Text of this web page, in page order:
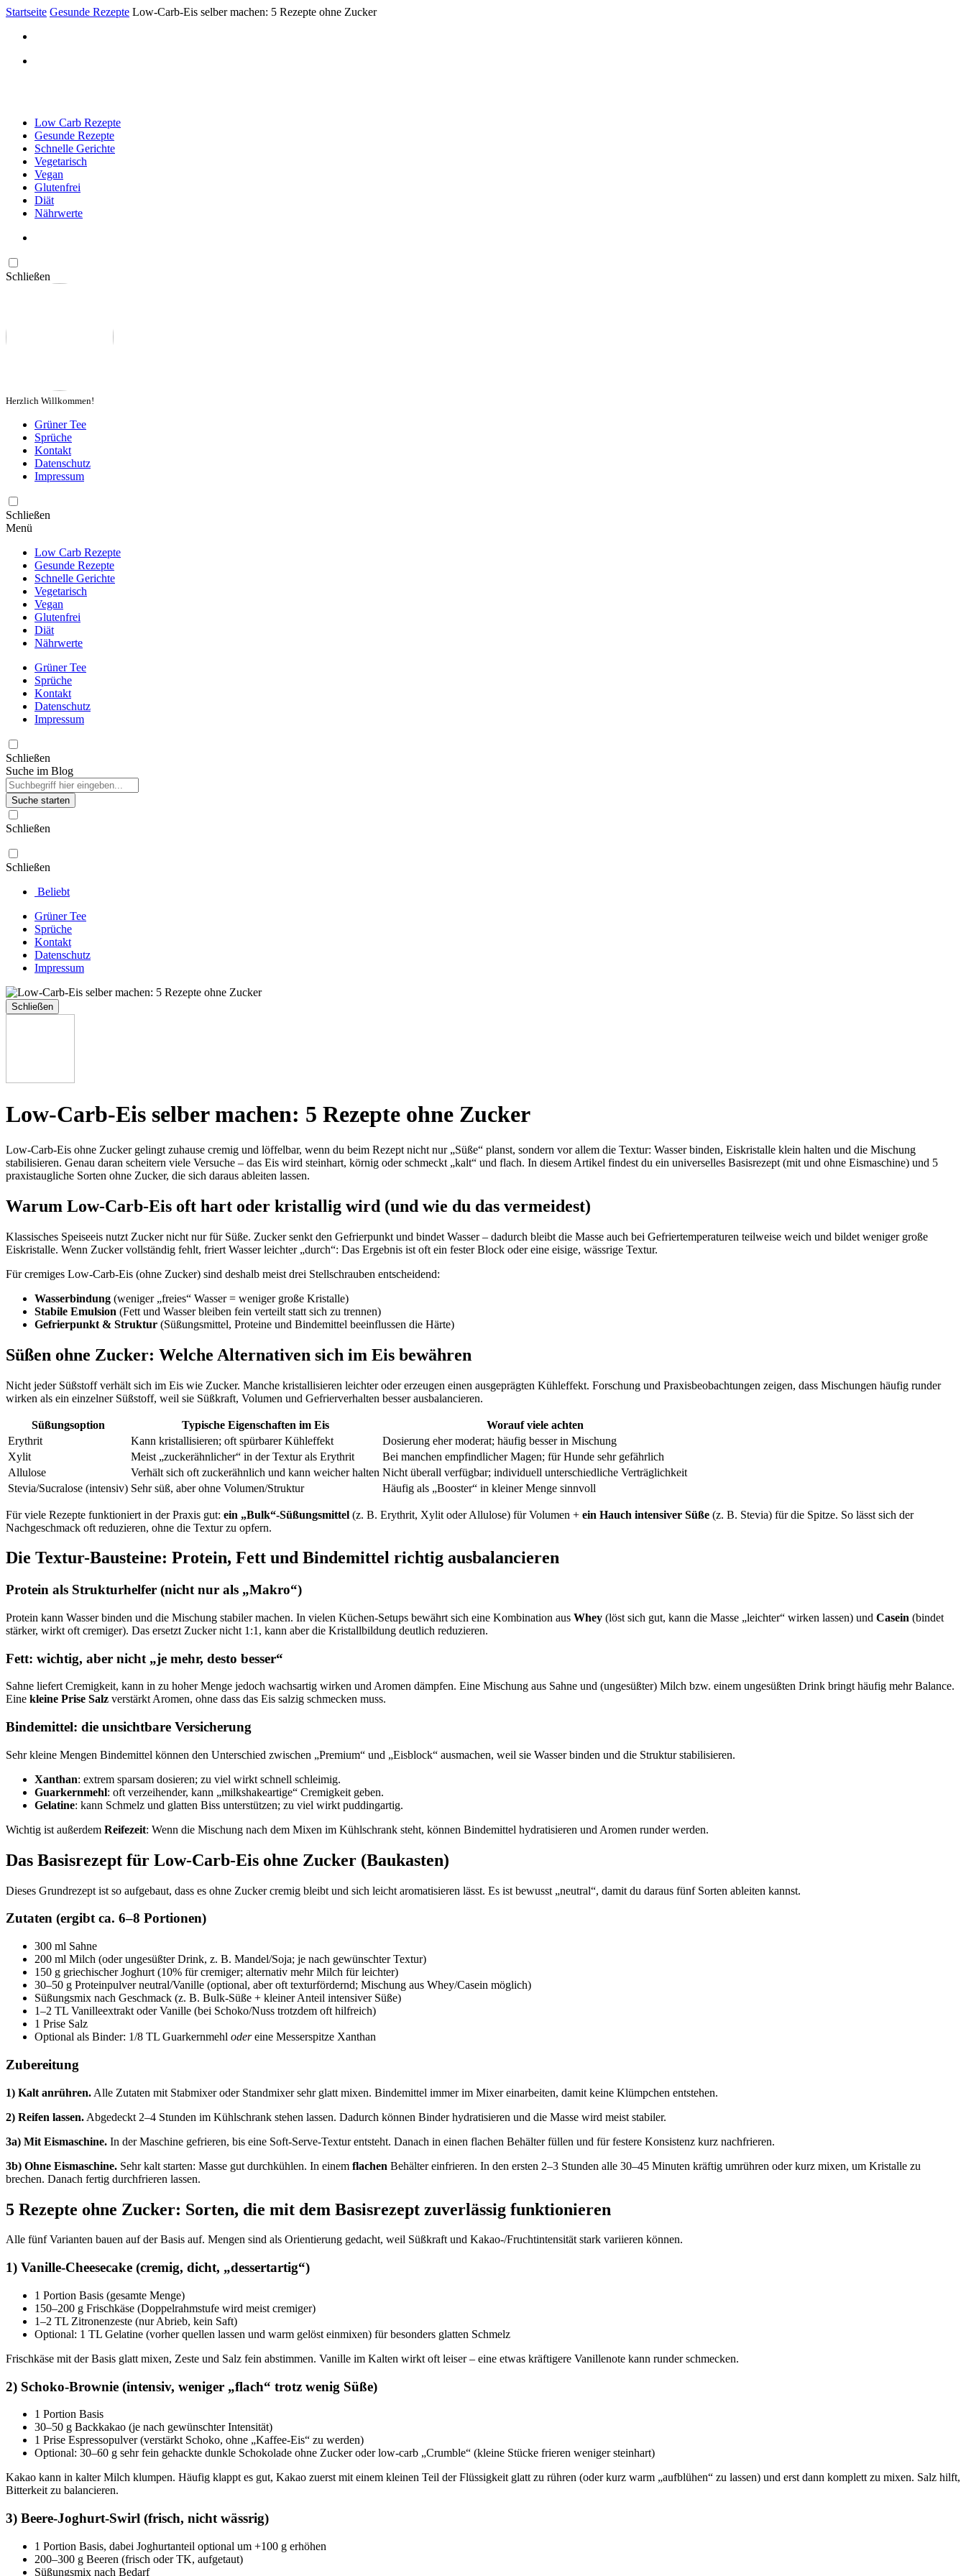
Startseite Gesunde Rezepte Low-Carb-Eis selber machen: 5 Rezepte ohne Zucker
Low Carb Rezepte
Gesunde Rezepte
Schnelle Gerichte
Vegetarisch
Vegan
Glutenfrei
Diät
Nährwerte
Schließen
Herzlich Willkommen!
Grüner Tee
Sprüche
Kontakt
Datenschutz
Impressum
Schließen
Menü
Low Carb Rezepte
Gesunde Rezepte
Schnelle Gerichte
Vegetarisch
Vegan
Glutenfrei
Diät
Nährwerte
Grüner Tee
Sprüche
Kontakt
Datenschutz
Impressum
Schließen
Suche im Blog
Suche starten
Schließen
Schließen
Beliebt
Grüner Tee
Sprüche
Kontakt
Datenschutz
Impressum
Schließen
Low-Carb-Eis selber machen: 5 Rezepte ohne Zucker
Low-Carb-Eis ohne Zucker gelingt zuhause cremig und löffelbar, wenn du beim Rezept nicht nur „Süße“ planst, sondern vor allem die Textur: Wasser binden, Eiskristalle klein halten und die Mischung
stabilisieren. Genau daran scheitern viele Versuche – das Eis wird steinhart, körnig oder schmeckt „kalt“ und flach. In diesem Artikel findest du ein universelles Basisrezept (mit und ohne Eismaschine) und 5
praxistaugliche Sorten ohne Zucker, die sich daraus ableiten lassen.
Warum Low-Carb-Eis oft hart oder kristallig wird (und wie du das vermeidest)
Klassisches Speiseeis nutzt Zucker nicht nur für Süße. Zucker senkt den Gefrierpunkt und bindet Wasser – dadurch bleibt die Masse auch bei Gefriertemperaturen teilweise weich und bildet weniger große
Eiskristalle. Wenn Zucker vollständig fehlt, friert Wasser leichter „durch“: Das Ergebnis ist oft ein fester Block oder eine eisige, wässrige Textur.
Für cremiges Low-Carb-Eis (ohne Zucker) sind deshalb meist drei Stellschrauben entscheidend:
Wasserbindung (weniger „freies“ Wasser = weniger große Kristalle)
Stabile Emulsion (Fett und Wasser bleiben fein verteilt statt sich zu trennen)
Gefrierpunkt & Struktur (Süßungsmittel, Proteine und Bindemittel beeinflussen die Härte)
Süßen ohne Zucker: Welche Alternativen sich im Eis bewähren
Nicht jeder Süßstoff verhält sich im Eis wie Zucker. Manche kristallisieren leichter oder erzeugen einen ausgeprägten Kühleffekt. Forschung und Praxisbeobachtungen zeigen, dass Mischungen häufig runder
wirken als ein einzelner Süßstoff, weil sie Süßkraft, Volumen und Gefrierverhalten besser ausbalancieren.
Süßungsoption Typische Eigenschaften im Eis
Worauf viele achten
Erythrit
Kann kristallisieren; oft spürbarer Kühleffekt
Dosierung eher moderat; häufig besser in Mischung
Xylit
Meist „zuckerähnlicher“ in der Textur als Erythrit
Bei manchen empfindlicher Magen; für Hunde sehr gefährlich
Allulose
Verhält sich oft zuckerähnlich und kann weicher halten Nicht überall verfügbar; individuell unterschiedliche Verträglichkeit
Stevia/Sucralose (intensiv) Sehr süß, aber ohne Volumen/Struktur Häufig als „Booster“ in kleiner Menge sinnvoll
Für viele Rezepte funktioniert in der Praxis gut: ein „Bulk“-Süßungsmittel (z. B. Erythrit, Xylit oder Allulose) für Volumen + ein Hauch intensiver Süße (z. B. Stevia) für die Spitze. So lässt sich der
Nachgeschmack oft reduzieren, ohne die Textur zu opfern.
Die Textur-Bausteine: Protein, Fett und Bindemittel richtig ausbalancieren
Protein als Strukturhelfer (nicht nur als „Makro“)
Protein kann Wasser binden und die Mischung stabiler machen. In vielen Küchen-Setups bewährt sich eine Kombination aus Whey (löst sich gut, kann die Masse „leichter“ wirken lassen) und Casein (bindet
stärker, wirkt oft cremiger). Das ersetzt Zucker nicht 1:1, kann aber die Kristallbildung deutlich reduzieren.
Fett: wichtig, aber nicht „je mehr, desto besser“
Sahne liefert Cremigkeit, kann in zu hoher Menge jedoch wachsartig wirken und Aromen dämpfen. Eine Mischung aus Sahne und (ungesüßter) Milch bzw. einem ungesüßten Drink bringt häufig mehr Balance.
Eine kleine Prise Salz verstärkt Aromen, ohne dass das Eis salzig schmecken muss.
Bindemittel: die unsichtbare Versicherung
Sehr kleine Mengen Bindemittel können den Unterschied zwischen „Premium“ und „Eisblock“ ausmachen, weil sie Wasser binden und die Struktur stabilisieren.
Xanthan: extrem sparsam dosieren; zu viel wirkt schnell schleimig.
Guarkernmehl: oft verzeihender, kann „milkshakeartige“ Cremigkeit geben.
Gelatine: kann Schmelz und glatten Biss unterstützen; zu viel wirkt puddingartig.
Wichtig ist außerdem Reifezeit: Wenn die Mischung nach dem Mixen im Kühlschrank steht, können Bindemittel hydratisieren und Aromen runder werden.
Das Basisrezept für Low-Carb-Eis ohne Zucker (Baukasten)
Dieses Grundrezept ist so aufgebaut, dass es ohne Zucker cremig bleibt und sich leicht aromatisieren lässt. Es ist bewusst „neutral“, damit du daraus fünf Sorten ableiten kannst.
Zutaten (ergibt ca. 6–8 Portionen)
300 ml Sahne
200 ml Milch (oder ungesüßter Drink, z. B. Mandel/Soja; je nach gewünschter Textur)
150 g griechischer Joghurt (10% für cremiger; alternativ mehr Milch für leichter)
30–50 g Proteinpulver neutral/Vanille (optional, aber oft texturfördernd; Mischung aus Whey/Casein möglich)
Süßungsmix nach Geschmack (z. B. Bulk-Süße + kleiner Anteil intensiver Süße)
1–2 TL Vanilleextrakt oder Vanille (bei Schoko/Nuss trotzdem oft hilfreich)
1 Prise Salz
Optional als Binder: 1/8 TL Guarkernmehl odereine Messerspitze Xanthan
Zubereitung
1) Kalt anrühren. Alle Zutaten mit Stabmixer oder Standmixer sehr glatt mixen. Bindemittel immer im Mixer einarbeiten, damit keine Klümpchen entstehen.
2) Reifen lassen. Abgedeckt 2–4 Stunden im Kühlschrank stehen lassen. Dadurch können Binder hydratisieren und die Masse wird meist stabiler.
3a) Mit Eismaschine. In der Maschine gefrieren, bis eine Soft-Serve-Textur entsteht. Danach in einen flachen Behälter füllen und für festere Konsistenz kurz nachfrieren.
3b) Ohne Eismaschine. Sehr kalt starten: Masse gut durchkühlen. In einem flachen Behälter einfrieren. In den ersten 2–3 Stunden alle 30–45 Minuten kräftig umrühren oder kurz mixen, um Kristalle zu
brechen. Danach fertig durchfrieren lassen.
5 Rezepte ohne Zucker: Sorten, die mit dem Basisrezept zuverlässig funktionieren
Alle fünf Varianten bauen auf der Basis auf. Mengen sind als Orientierung gedacht, weil Süßkraft und Kakao-/Fruchtintensität stark variieren können.
1) Vanille-Cheesecake (cremig, dicht, „dessertartig“)
1 Portion Basis (gesamte Menge)
150–200 g Frischkäse (Doppelrahmstufe wird meist cremiger)
1–2 TL Zitronenzeste (nur Abrieb, kein Saft)
Optional: 1 TL Gelatine (vorher quellen lassen und warm gelöst einmixen) für besonders glatten Schmelz
Frischkäse mit der Basis glatt mixen, Zeste und Salz fein abstimmen. Vanille im Kalten wirkt oft leiser – eine etwas kräftigere Vanillenote kann runder schmecken.
2) Schoko-Brownie (intensiv, weniger „flach“ trotz wenig Süße)
1 Portion Basis
30–50 g Backkakao (je nach gewünschter Intensität)
1 Prise Espressopulver (verstärkt Schoko, ohne „Kaffee-Eis“ zu werden)
Optional: 30–60 g sehr fein gehackte dunkle Schokolade ohne Zucker oder low-carb „Crumble“ (kleine Stücke frieren weniger steinhart)
Kakao kann in kalter Milch klumpen. Häufig klappt es gut, Kakao zuerst mit einem kleinen Teil der Flüssigkeit glatt zu rühren (oder kurz warm „aufblühen“ zu lassen) und erst dann komplett zu mixen. Salz hilft,
Bitterkeit zu balancieren.
3) Beere-Joghurt-Swirl (frisch, nicht wässrig)
1 Portion Basis, dabei Joghurtanteil optional um +100 g erhöhen
200–300 g Beeren (frisch oder TK, aufgetaut)
Süßungsmix nach Bedarf